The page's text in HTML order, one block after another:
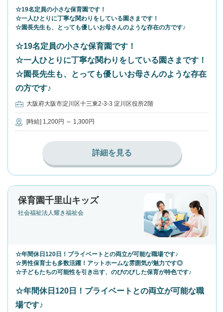
☆19名定員の小さな保育園です！
☆一人ひとりに丁寧な関わりをしている園さまです！
☆園長先生も、とっても優しいお母さんのような存在の方です♪
☆19名定員の小さな保育園です！
☆一人ひとりに丁寧な関わりをしている園さまです！
☆園長先生も、とっても優しいお母さんのような存在
の方です♪
大阪府大阪市淀川区十三東2-3-3 淀川区役所2階
[時給] 1,200円 ～ 1,300円
詳細を見る
保育園千里山キッズ
社会福祉法人耀き福祉会
☆年間休日120日！プライベートとの両立が可能な職場です♪
☆男性保育士も多数活躍！アットホームな雰囲気が魅力です◎
☆子どもたちの可能性を引き出す、のびのびした保育が特色です♪
☆年間休日120日！プライベートとの両立が可能な職
場です♪